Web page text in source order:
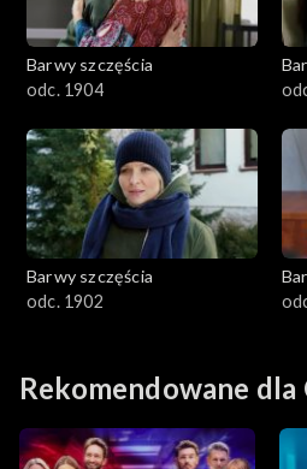
Barwy szczęścia
odc. 1904
Barwy szczęścia
odc. 1902
Rekomendowane dla